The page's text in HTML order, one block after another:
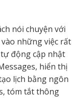
nói chuyện với
những việc rất
động cập nhật
hiển thị
lịch bằng ngôn
tóm tắt thông